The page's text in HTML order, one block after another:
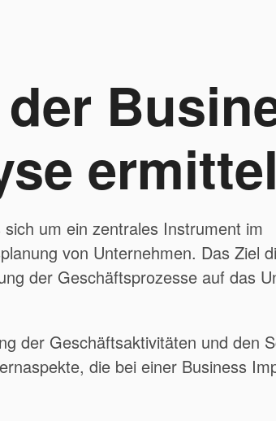
um ein zentrales Instrument im
von Unternehmen. Das Ziel
der Geschäftsprozesse auf das
der Geschäftsaktivitäten und den
die bei einer Business